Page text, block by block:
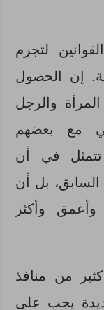
لتجرم
إن الحصول
والرجل
مع بعضهم
تتمثل في أن
بل أن
وأكثر
من منافذ
يجب على